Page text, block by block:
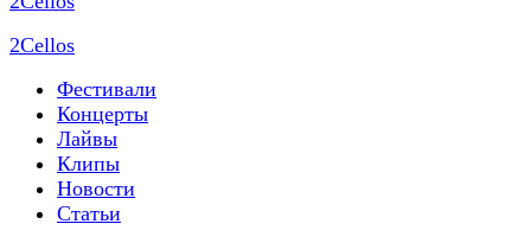
2Cellos
Фестивали
Концерты
Лайвы
Клипы
Новости
Статьи